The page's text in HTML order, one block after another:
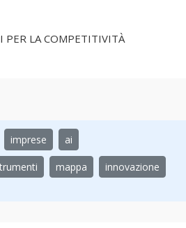
PER LA COMPETITIVITÀ
imprese ai
mappa innovazione